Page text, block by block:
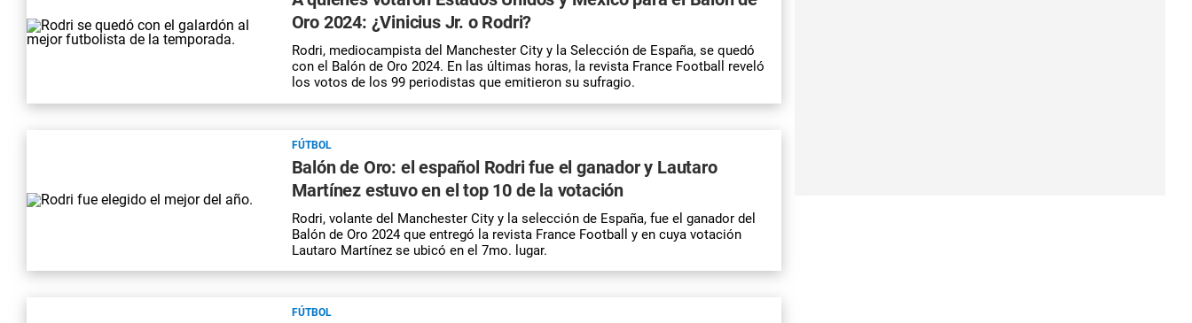
Oro 2024: ¿Vinicius Jr. o Rodri?
Rodri, mediocampista del Manchester City y la Selección de España, se quedó
con el Balón de Oro 2024. En las últimas horas, la revista France Football reveló
los votos de los 99 periodistas que emitieron su sufragio.
FÚTBOL
Balón de Oro: el español Rodri fue el ganador y Lautaro
Martínez estuvo en el top 10 de la votación
Rodri, volante del Manchester City y la selección de España, fue el ganador del
Balón de Oro 2024 que entregó la revista France Football y en cuya votación
Lautaro Martínez se ubicó en el 7mo. lugar.
FÚTBOL